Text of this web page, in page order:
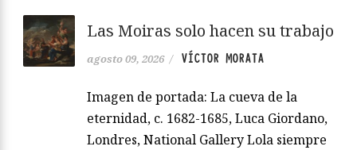
Las Moiras solo hacen su trabajo
agosto 09, 2026 / VÍCTOR MORATA
Imagen de portada: La cueva de la
eternidad, c. 1682-1685, Luca Giordano,
Londres, National Gallery Lola siempre